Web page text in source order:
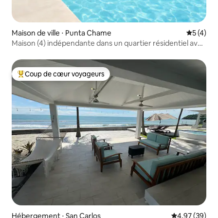
Maison de ville ⋅ Punta Chame
5 (4)
Maison (4) indépendante dans un quartier résidentiel avec
Coups de cœur voyageurs les plus appréciés
Coup de cœur voyageurs
Hébergement ⋅ San Carlos Évaluation
4,97 (39)